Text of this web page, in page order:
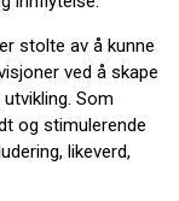
stolte av å kunne
ved å skape
Som
og stimulerende
likeverd,